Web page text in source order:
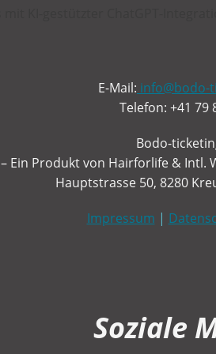
E-Mail: info@bodo-
Telefon: +41 79
Bodo-
– Ein Produkt von Hairforlife & Intl.
Hauptstrasse 50, 8280
Impressum |
Soziale